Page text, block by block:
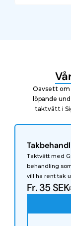
Oavsett
löpande
taktvätt i
Taktvätt med
behandling
vill ha rent tak
Fr. 35 SEK